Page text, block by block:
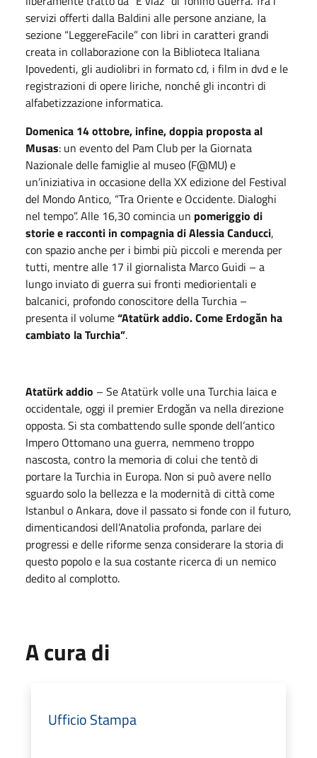
servizi offerti dalla Baldini alle persone anziane, la
sezione “LeggereFacile” con libri in caratteri grandi
creata in collaborazione con la Biblioteca Italiana
Ipovedenti, gli audiolibri in formato cd, i film in dvd e le
registrazioni di opere liriche, nonché gli incontri di
alfabetizzazione informatica.
Domenica 14 ottobre, infine, doppia proposta al
Musas: un evento del Pam Club per la Giornata
Nazionale delle famiglie al museo (F@MU) e
un’iniziativa in occasione della XX edizione del Festival
del Mondo Antico, “Tra Oriente e Occidente. Dialoghi
nel tempo”. Alle 16,30 comincia un pomeriggio di
storie e racconti in compagnia di Alessia Canducci,
con spazio anche per i bimbi più piccoli e merenda per
tutti, mentre alle 17 il giornalista Marco Guidi – a
lungo inviato di guerra sui fronti mediorientali e
balcanici, profondo conoscitore della Turchia –
presenta il volume“Atatürk addio. Come Erdogăn ha
cambiato la Turchia”.
Atatürk addio – Se Atatürk volle una Turchia laica e
occidentale, oggi il premier Erdogăn va nella direzione
opposta. Si sta combattendo sulle sponde dell’antico
Impero Ottomano una guerra, nemmeno troppo
nascosta, contro la memoria di colui che tentò di
portare la Turchia in Europa. Non si può avere nello
sguardo solo la bellezza e la modernità di città come
Istanbul o Ankara, dove il passato si fonde con il futuro,
dimenticandosi dell’Anatolia profonda, parlare dei
progressi e delle riforme senza considerare la storia di
questo popolo e la sua costante ricerca di un nemico
dedito al complotto.
A cura di
Ufficio Stampa